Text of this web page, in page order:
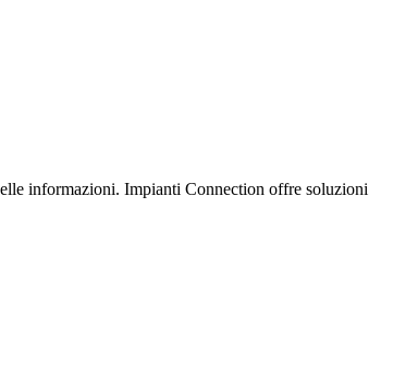
informazioni. Impianti Connection offre soluzioni